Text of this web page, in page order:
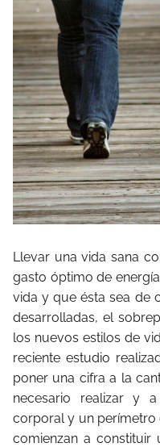
Llevar una vida sana
gasto óptimo de
vida y que ésta sea de
desarrolladas, el
los nuevos estilos de
reciente estudio
poner una cifra a la
necesario realizar y
corporal y un perímetro
comienzan a constituir